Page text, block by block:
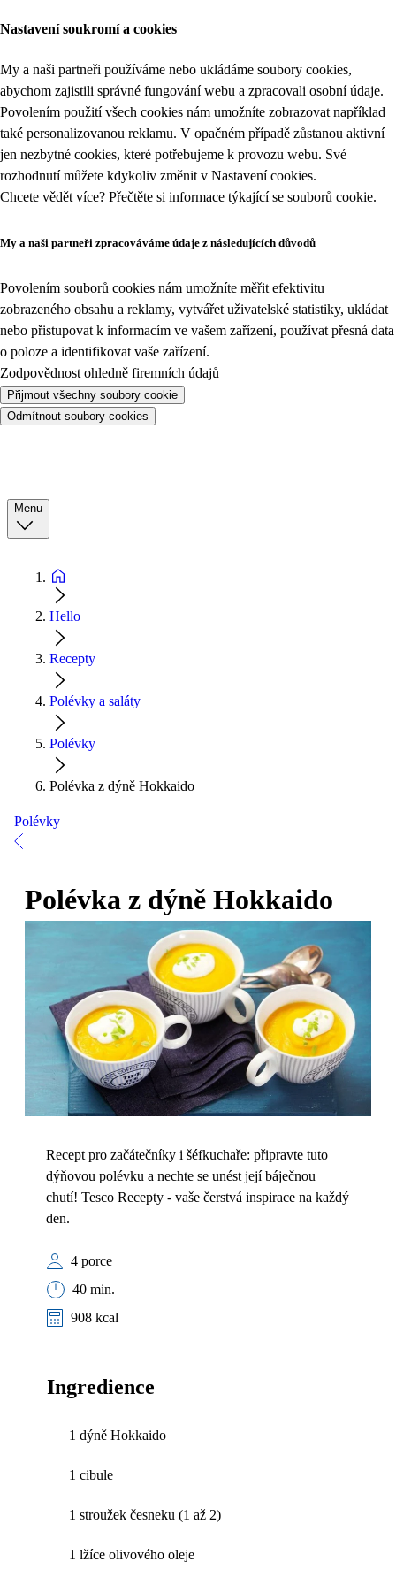
Nastavení soukromí a cookies
My a naši partneři používáme nebo ukládáme soubory cookies,
abychom zajistili správné fungování webu a zpracovali osobní údaje.
Povolením použití všech cookies nám umožníte zobrazovat například
také personalizovanou reklamu. V opačném případě zůstanou aktivní
jen nezbytné cookies, které potřebujeme k provozu webu. Své
rozhodnutí můžete kdykoliv změnit v Nastavení cookies.
Chcete vědět více? Přečtěte si informace týkající se souborů cookie.
My a naši partneři zpracováváme údaje z následujících důvodů
Povolením souborů cookies nám umožníte měřit efektivitu
zobrazeného obsahu a reklamy, vytvářet uživatelské statistiky, ukládat
nebo přistupovat k informacím ve vašem zařízení, používat přesná data
o poloze a identifikovat vaše zařízení.
Zodpovědnost ohledně firemních údajů
Přijmout všechny soubory cookie
Odmítnout soubory cookies
Menu
Hello
Recepty
Polévky a saláty
Polévky
Polévka z dýně Hokkaido
Polévky
Polévka z dýně Hokkaido
Recept pro začátečníky i šéfkuchaře: připravte tuto
dýňovou polévku a nechte se unést její báječnou
chutí! Tesco Recepty - vaše čerstvá inspirace na každý
den.
4 porce
40 min.
908 kcal
Ingredience
1 dýně Hokkaido
1 cibule
1 stroužek česneku (1 až 2)
1 lžíce olivového oleje